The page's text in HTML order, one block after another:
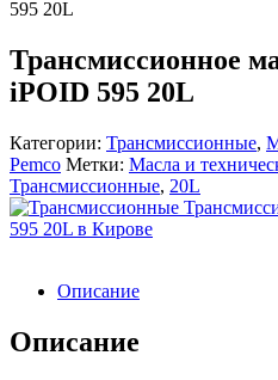
595 20L
Трансмиссионное
iPOID 595 20L
Категории: Трансмиссионные,
Pemco Метки: Масла и
Трансмиссионные, 20L
Описание
Описание